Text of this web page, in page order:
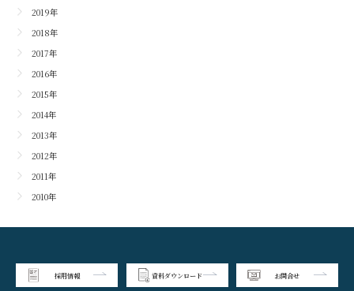
2019年
2018年
2017年
2016年
2015年
2014年
2013年
2012年
2011年
2010年
採用情報 資料ダウンロード お問合せ